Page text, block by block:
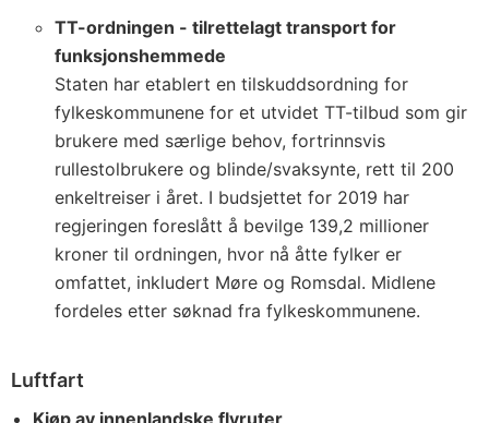
TT-ordningen - tilrettelagt transport for
funksjonshemmede
Staten har etablert en tilskuddsordning for
fylkeskommunene for et utvidet TT-tilbud som gir
brukere med særlige behov, fortrinnsvis
rullestolbrukere og blinde/svaksynte, rett til 200
enkeltreiser i året. I budsjettet for 2019 har
regjeringen foreslått å bevilge 139,2 millioner
kroner til ordningen, hvor nå åtte fylker er
omfattet, inkludert Møre og Romsdal. Midlene
fordeles etter søknad fra fylkeskommunene.
Luftfart
Kjøp av innenlandske flyruter